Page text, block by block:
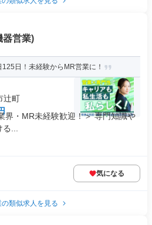
器営業)
日！未経験からMR営業に！
辻町
界・MR未経験歓迎！＞ 専門知識や
...
気になる
の類似求人を見る